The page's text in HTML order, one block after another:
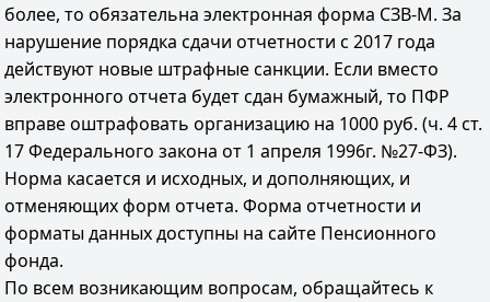
более, то обязательна электронная форма СЗВ-М. За
нарушение порядка сдачи отчетности с 2017 года
действуют новые штрафные санкции. Если вместо
электронного отчета будет сдан бумажный, то ПФР
вправе оштрафовать организацию на 1000 руб. (ч. 4 ст.
17 Федерального закона от 1 апреля 1996г. №27-ФЗ).
Норма касается и исходных, и дополняющих, и
отменяющих форм отчета. Форма отчетности и
форматы данных доступны на сайте Пенсионного
фонда.
По всем возникающим вопросам, обращайтесь к